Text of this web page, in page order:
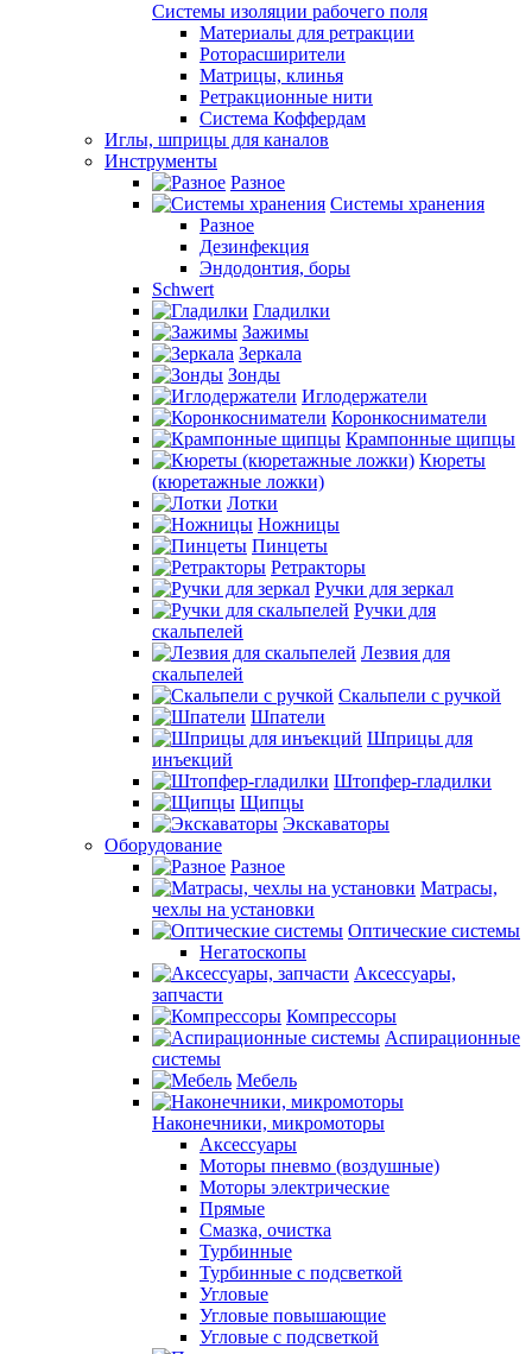
Системы изоляции рабочего поля
Материалы для ретракции
Роторасширители
Матрицы, клинья
Ретракционные нити
Система Коффердам
Иглы, шприцы для каналов
Инструменты
Разное
Системы хранения
Разное
Дезинфекция
Эндодонтия, боры
Schwert
Гладилки
Зажимы
Зеркала
Зонды
Иглодержатели
Коронкосниматели
Крампонные щипцы
Кюреты
(кюретажные ложки)
Лотки
Ножницы
Пинцеты
Ретракторы
Ручки для зеркал
Ручки для
скальпелей
Лезвия для
скальпелей
Скальпели с ручкой
Шпатели
Шприцы для
инъекций
Штопфер-гладилки
Щипцы
Экскаваторы
Оборудование
Разное
Матрасы,
чехлы на установки
Оптические системы
Негатоскопы
Аксессуары,
запчасти
Компрессоры
Аспирационные
системы
Мебель
Наконечники, микромоторы
Аксессуары
Моторы пневмо (воздушные)
Моторы электрические
Прямые
Смазка, очистка
Турбинные
Турбинные с подсветкой
Угловые
Угловые повышающие
Угловые с подсветкой